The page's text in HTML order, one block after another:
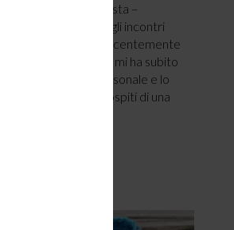
– architetto paesaggista –
strano come a volte gli incontri
più interessanti. Recentemente
Luta Bettonica che mi ha subito
estremamente personale e lo
Entrambe ospiti di una